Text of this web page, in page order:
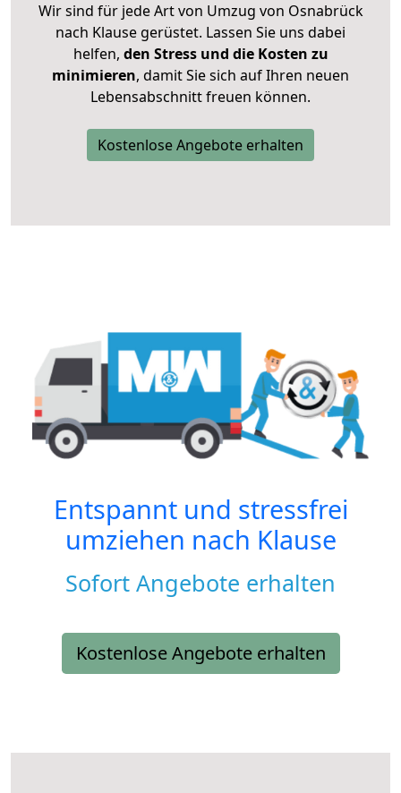
Wir sind für jede Art von Umzug von Osnabrück
nach Klause gerüstet. Lassen Sie uns dabei
helfen, den Stress und die Kosten zu
minimieren, damit Sie sich auf Ihren neuen
Lebensabschnitt freuen können.
Kostenlose Angebote erhalten
Entspannt und stressfrei
umziehen nach Klause
Sofort Angebote erhalten
Kostenlose Angebote erhalten